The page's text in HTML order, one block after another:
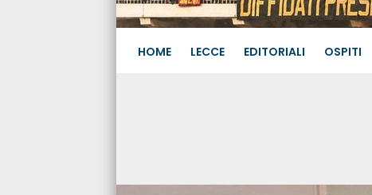
HOME LECCE EDITORIALI OSPITI